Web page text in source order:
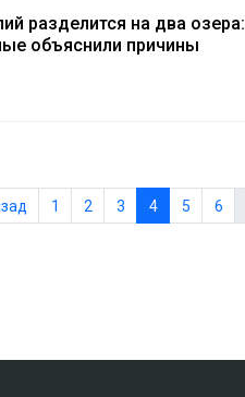
разделится на два озера:
объяснили причины
1 2 3 4 5 6